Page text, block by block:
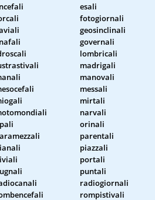
esali
fotogiornali
geosinclinali
governali
lombricali
madrigali
manovali
messali
mirtali
narvali
orinali
parentali
piazzali
portali
puntali
radiogiornali
rompistivali